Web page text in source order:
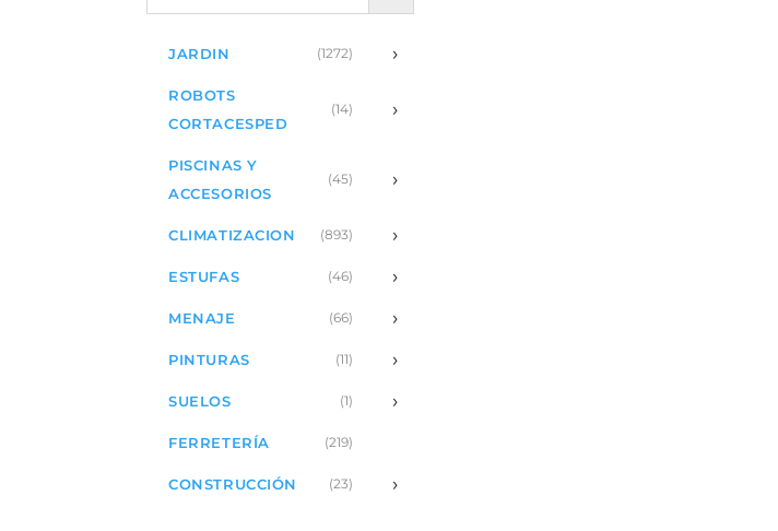
JARDIN (1272) ›
ROBOTS
CORTACESPED
(14) ›
PISCINAS Y
ACCESORIOS
(45) ›
CLIMATIZACION (893) ›
ESTUFAS (46) ›
MENAJE (66) ›
PINTURAS (11) ›
SUELOS (1) ›
FERRETERÍA (219)
CONSTRUCCIÓN (23) ›